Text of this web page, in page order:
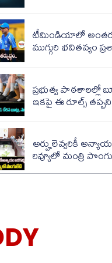
టీమిండియాలో
ముగ్గురి భవితవ్యం
ప్రభుత్వ పాఠశాలల్లో
ఇకపై ఈ రూల్స్
అర్హులెవ్వరికీ
రివ్యూలో మంత్రి